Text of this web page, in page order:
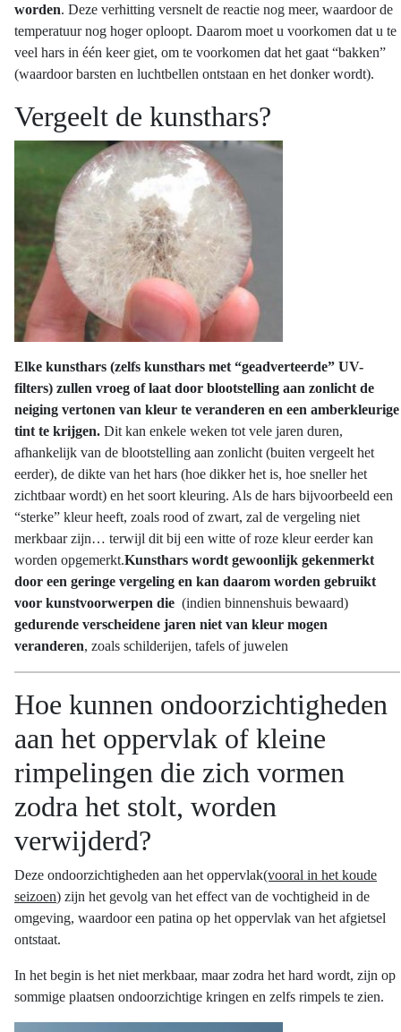
worden. Deze verhitting versnelt de reactie nog meer, waardoor de
temperatuur nog hoger oploopt. Daarom moet u voorkomen dat u te
veel hars in één keer giet, om te voorkomen dat het gaat “bakken”
(waardoor barsten en luchtbellen ontstaan en het donker wordt).
Vergeelt de kunsthars?
Elke kunsthars (zelfs kunsthars met “geadverteerde” UV-
filters) zullen vroeg of laat door blootstelling aan zonlicht de
neiging vertonen van kleur te veranderen en een amberkleurige
tint te krijgen. Dit kan enkele weken tot vele jaren duren,
afhankelijk van de blootstelling aan zonlicht (buiten vergeelt het
eerder), de dikte van het hars (hoe dikker het is, hoe sneller het
zichtbaar wordt) en het soort kleuring. Als de hars bijvoorbeeld een
“sterke” kleur heeft, zoals rood of zwart, zal de vergeling niet
merkbaar zijn… terwijl dit bij een witte of roze kleur eerder kan
worden opgemerkt.Kunsthars wordt gewoonlijk gekenmerkt
door een geringe vergeling en kan daarom worden gebruikt
voor kunstvoorwerpen die (indien binnenshuis bewaard)
gedurende verscheidene jaren niet van kleur mogen
veranderen, zoals schilderijen, tafels of juwelen
Hoe kunnen ondoorzichtigheden
aan het oppervlak of kleine
rimpelingen die zich vormen
zodra het stolt, worden
verwijderd?
Deze ondoorzichtigheden aan het oppervlak(vooral in het koude
seizoen) zijn het gevolg van het effect van de vochtigheid in de
omgeving, waardoor een patina op het oppervlak van het afgietsel
ontstaat.
In het begin is het niet merkbaar, maar zodra het hard wordt, zijn op
sommige plaatsen ondoorzichtige kringen en zelfs rimpels te zien.